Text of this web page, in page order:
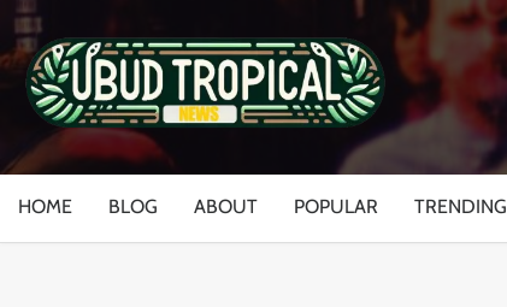
Skip
content
HOME BLOG ABOUT POPULAR TRENDING